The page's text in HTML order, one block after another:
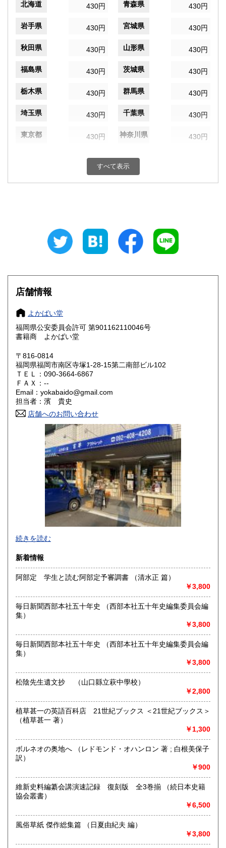
北海道 430円 青森県 430円
岩手県 430円 宮城県 430円
秋田県 430円 山形県 430円
福島県 430円 茨城県 430円
栃木県 430円 群馬県 430円
埼玉県 430円 千葉県 430円
東京都 430円 神奈川県 430円
430円 富山県
430円 三重県
大阪府
奈良県
鳥取県 430円 島根県
岡山県
山口県 430円
香川県
高知県 430円
430円 長崎県
430円 大分県
430円 鹿児島県
430円
すべて表示
店舗情報
よかばい堂
福岡県公安委員会許可 第901162110046号
書籍商 よかばい堂
〒816-0814
福岡県福岡市南区寺塚1-28-15第二南部ビル102
ＴＥＬ：090-3664-6867
ＦＡＸ：--
Email：yokabaido@gmail.com
担当者：濱 貴史
店舗へのお問い合わせ
◆出張買取・本の整理・遺品整理・実家整理・生前整理・終
◆捨てる前に、まずご相談を！
最寄駅：高宮駅 バス停(寺塚、長住二丁目)
営業時間：13:00-18:00
定休日：不定休
書籍の買取について
◆人文科学・文藝・芸術・自然科学・社会科学などの専門書
はもちろん、昭和レトロなもの歓迎! 雑誌・レコード・戦時
◆大量の本の処分、不動産処分に伴う大量のモノの処分も併
続きを読む
新着情報
阿部定 学生と読む阿部定予審調書 （清水正 篇）
￥3,800
毎日新聞西部本社五十年史 （西部本社五十年史編集委員会編
集）
￥3,800
毎日新聞西部本社五十年史 （西部本社五十年史編集委員会編
集）
￥3,800
松陰先生遺文抄 （山口縣立萩中學校）
￥2,800
植草甚一の英語百科店 21世紀ブックス ＜21世紀ブックス＞
（植草甚一 著）
￥1,300
ボルネオの奥地へ （レドモンド・オハンロン 著 ; 白根美保子
訳）
￥900
維新史料編纂会講演速記録 復刻版 全3巻揃 （続日本史籍
協会叢書）
￥6,500
風俗草紙 傑作総集篇 （日夏由紀夫 編）
￥3,800